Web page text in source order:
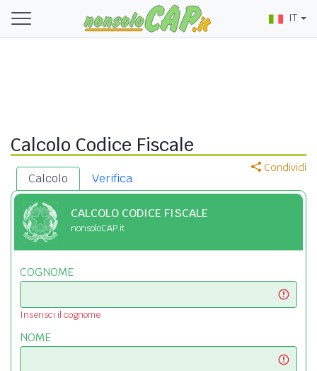
IT
Calcolo Codice Fiscale
Condividi
Calcolo Verifica
CALCOLO CODICE FISCALE
nonsoloCAP.it
COGNOME
Inserisci il cognome
NOME